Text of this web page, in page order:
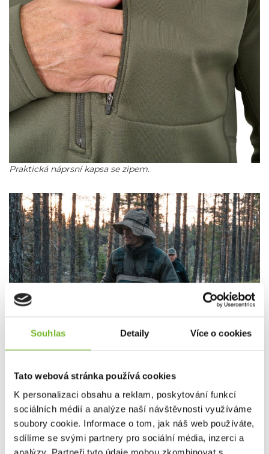
Souhlas Detaily Více o cookies
Tato webová stránka používá cookies
K personalizaci obsahu a reklam, poskytování funkcí
sociálních médií a analýze naší návštěvnosti využíváme
soubory cookie. Informace o tom, jak náš web používáte,
sdílíme se svými partnery pro sociální média, inzerci a
Praktická náprsní kapsa se zipem.
Chytré vrstvení se v mrazivém počasí vyplatí.